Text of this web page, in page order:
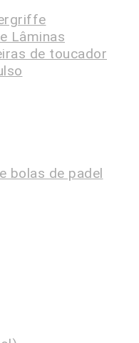
Lâminas
de toucador
bolas de padel